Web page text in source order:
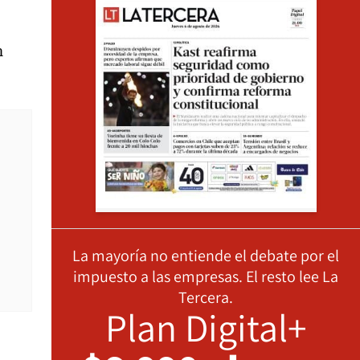
La mayoría no entiende el debate por el
impuesto a las empresas. El resto lee La
Tercera.
Plan Digital+